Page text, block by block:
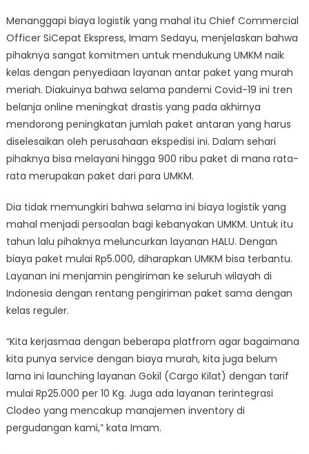
Menanggapi biaya logistik yang mahal itu Chief Commercial
Officer SiCepat Ekspress, Imam Sedayu, menjelaskan bahwa
pihaknya sangat komitmen untuk mendukung UMKM naik
kelas dengan penyediaan layanan antar paket yang murah
meriah. Diakuinya bahwa selama pandemi Covid-19 ini tren
belanja online meningkat drastis yang pada akhirnya
mendorong peningkatan jumlah paket antaran yang harus
diselesaikan oleh perusahaan ekspedisi ini. Dalam sehari
pihaknya bisa melayani hingga 900 ribu paket di mana rata-
rata merupakan paket dari para UMKM.
Dia tidak memungkiri bahwa selama ini biaya logistik yang
mahal menjadi persoalan bagi kebanyakan UMKM. Untuk itu
tahun lalu pihaknya meluncurkan layanan HALU. Dengan
biaya paket mulai Rp5.000, diharapkan UMKM bisa terbantu.
Layanan ini menjamin pengiriman ke seluruh wilayah di
Indonesia dengan rentang pengiriman paket sama dengan
kelas reguler.
“Kita kerjasmaa dengan beberapa platfrom agar bagaimana
kita punya service dengan biaya murah, kita juga belum
lama ini launching layanan Gokil (Cargo Kilat) dengan tarif
mulai Rp25.000 per 10 Kg. Juga ada layanan terintegrasi
Clodeo yang mencakup manajemen inventory di
pergudangan kami,” kata Imam.